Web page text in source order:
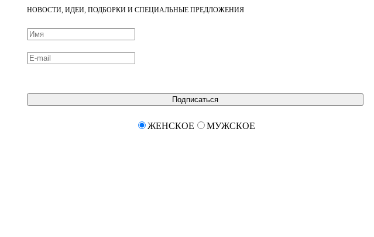
НОВОСТИ, ИДЕИ, ПОДБОРКИ И СПЕЦИАЛЬНЫЕ ПРЕДЛОЖЕНИЯ
Подписаться
ЖЕНСКОЕ МУЖСКОЕ